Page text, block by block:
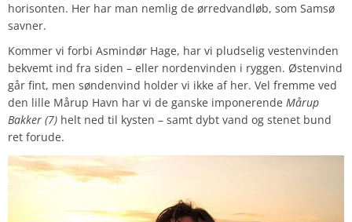
horisonten. Her har man nemlig de ørredvandløb, som Samsø
savner.
Kommer vi forbi Asmindør Hage, har vi pludselig vestenvinden
bekvemt ind fra siden – eller nordenvinden i ryggen. Østenvind
går fint, men søndenvind holder vi ikke af her. Vel fremme ved
den lille Mårup Havn har vi de ganske imponerende Mårup
Bakker (7) helt ned til kysten – samt dybt vand og stenet bund
ret forude.